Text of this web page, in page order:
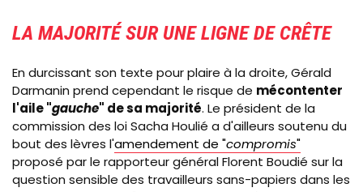
LA MAJORITÉ SUR UNE LIGNE DE CRÊTE
En durcissant son texte pour plaire à la droite, Gérald
Darmanin prend cependant le risque de mécontenter
l'aile "gauche" de sa majorité. Le président de la
commission des loi Sacha Houlié a d'ailleurs soutenu du
bout des lèvres l'amendement de "compromis"
proposé par le rapporteur général Florent Boudié sur la
question sensible des travailleurs sans-papiers dans les